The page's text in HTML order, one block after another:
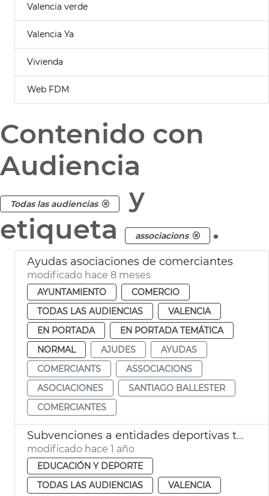
Valencia verde
Valencia Ya
Vivienda
Web FDM
Contenido con
Audiencia
Todas las audiencias
y
etiqueta
associacions .
Ayudas asociaciones de comerciantes
modificado hace 8 meses
AYUNTAMIENTO
COMERCIO
TODAS LAS AUDIENCIAS
VALENCIA
EN PORTADA
EN PORTADA TEMÁTICA
NORMAL
AJUDES
AYUDAS
COMERCIANTS
ASSOCIACIONS
ASOCIACIONES
SANTIAGO BALLESTER
COMERCIANTES
Subvenciones a entidades deportivas temporada 2024-2025 València
modificado hace 1 año
EDUCACIÓN Y DEPORTE
TODAS LAS AUDIENCIAS
VALENCIA